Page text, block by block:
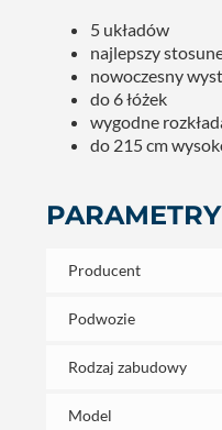
5 układów
najlepszy
nowoczesny
do 6 łóżek
wygodne
do 215 cm
PARAMETRY
Producent
Podwozie
Rodzaj zabudowy
Model